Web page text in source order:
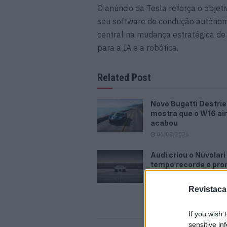
If you wish
sensitive
O anúncio da Tesla reforça o
seu software de condução
central na mudança estratégica
para a IA e a robótica.
Related Post
Novo Bugatti
mostra que o W16
acabou
Audi criou o Nuvolari
tempo recorde e